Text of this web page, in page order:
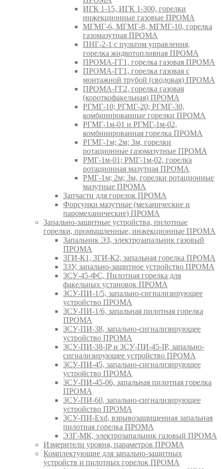
ИГК 1-15, ИГК 1-300, горелки
инжекционные газовые ПРОМА
МГМГ-6, МГМГ-8, МГМГ-10, горелка
газомазутная ПРОМА
ПНГ-2-1 с пультом управления,
горелка жидкотопливная ПРОМА
ПРОМА-ГГ1, горелка газовая ПРОМА
ПРОМА-ГГ1, горелка газовая с
монтажной трубой (сводовая) ПРОМА
ПРОМА-ГГ2, горелка газовая
(короткофакельная) ПРОМА
РГМГ-10; РГМГ-20; РГМГ-30,
комбинированные горелки ПРОМА
РГМГ-1м-01 и РГМГ-1м-02,
комбинированная горелка ПРОМА
РГМГ-1м; 2м; 3м, горелки
ротационные газомазутные ПРОМА
РМГ-1м-01; РМГ-1м-02, горелка
ротационная мазутная ПРОМА
РМГ-1м; 2м; 3м, горелки ротационные
мазутные ПРОМА
Запчасти для горелок ПРОМА
Форсунки мазутные (механические и
паромеханические) ПРОМА
Запально-защитные устройства, пилотные
горелки, промышленные, инжекционные ПРОМА
Запальник ЭЗ, электрозапальник газовый
ПРОМА
ЗГИ-К1, ЗГИ-К2, запальная горелка ПРОМА
ЗЗУ, запально-защитное устройство ПРОМА
ЗСУ-45-ФС, Пилотная горелка для
факельных установок ПРОМА
ЗСУ-ПИ-1/5, запально-сигнализирующее
устройство ПРОМА
ЗСУ-ПИ-1/6, запальная пилотная горелка
ПРОМА
ЗСУ-ПИ-38, запально-сигнализирующее
устройство ПРОМА
ЗСУ-ПИ-38-IP и ЗСУ-ПИ-45-IP, запально-
сигнализирующее устройство ПРОМА
ЗСУ-ПИ-45, запально-сигнализирующее
устройство ПРОМА
ЗСУ-ПИ-45-06, запальная пилотная горелка
ПРОМА
ЗСУ-ПИ-60, запально-сигнализирующее
устройство ПРОМА
ЗСУ-ПИ-Exd, взрывозащищенная запальная
пилотная горелка ПРОМА
ЭЗГ-МК, электрозапальник газовый ПРОМА
Измерители уровня, параметров ПРОМА
Комплектующие для запально-защитных
устройств и пилотных горелок ПРОМА